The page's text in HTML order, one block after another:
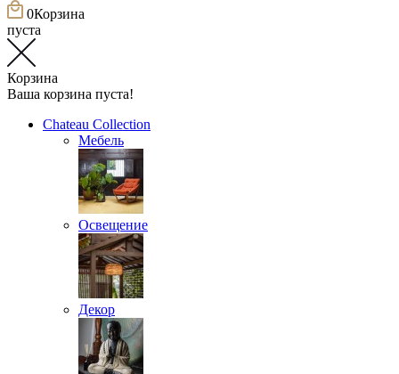
0Корзина
пуста
Корзина
Ваша корзина пуста!
Chateau Collection
Мебель
Освещение
Декор